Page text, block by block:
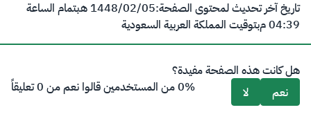
تاريخ آخر تحديث لمحتوى الصفحة:05‏/02‏/1448 هـ
بتمام الساعة
04:39 م
بتوقيت المملكة العربية السعودية
هل كانت هذه الصفحة مفيدة؟
نعم
لا 0% من المستخدمين قالوا نعم من 0 تعليقاً